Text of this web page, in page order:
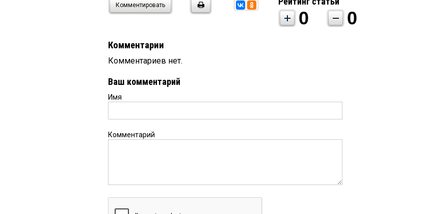
Комментировать
0 0
Комментарии
Комментариев нет.
Ваш комментарий
Имя
Комментарий